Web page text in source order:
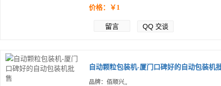
价格：￥1
留言 QQ 交谈
自动颗粒包装机-厦门口碑好的自动包装机
品牌：佰顺兴,,